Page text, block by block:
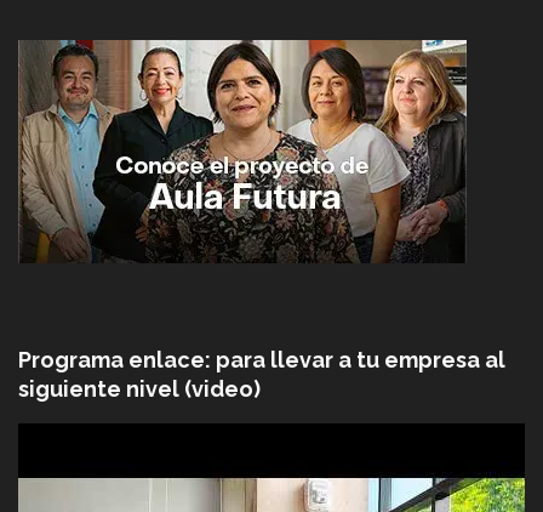
Programa enlace: para llevar a tu empresa al
siguiente nivel (video)